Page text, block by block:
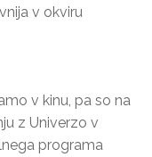
v okviru
v kinu, pa so na
z Univerzo v
programa